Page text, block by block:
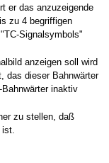
er das anzuzeigende
zu 4 begriffigen
Signalsymbols"
anzeigen soll wird
das dieser Bahnwärter
inaktiv
zu stellen, daß
ist.